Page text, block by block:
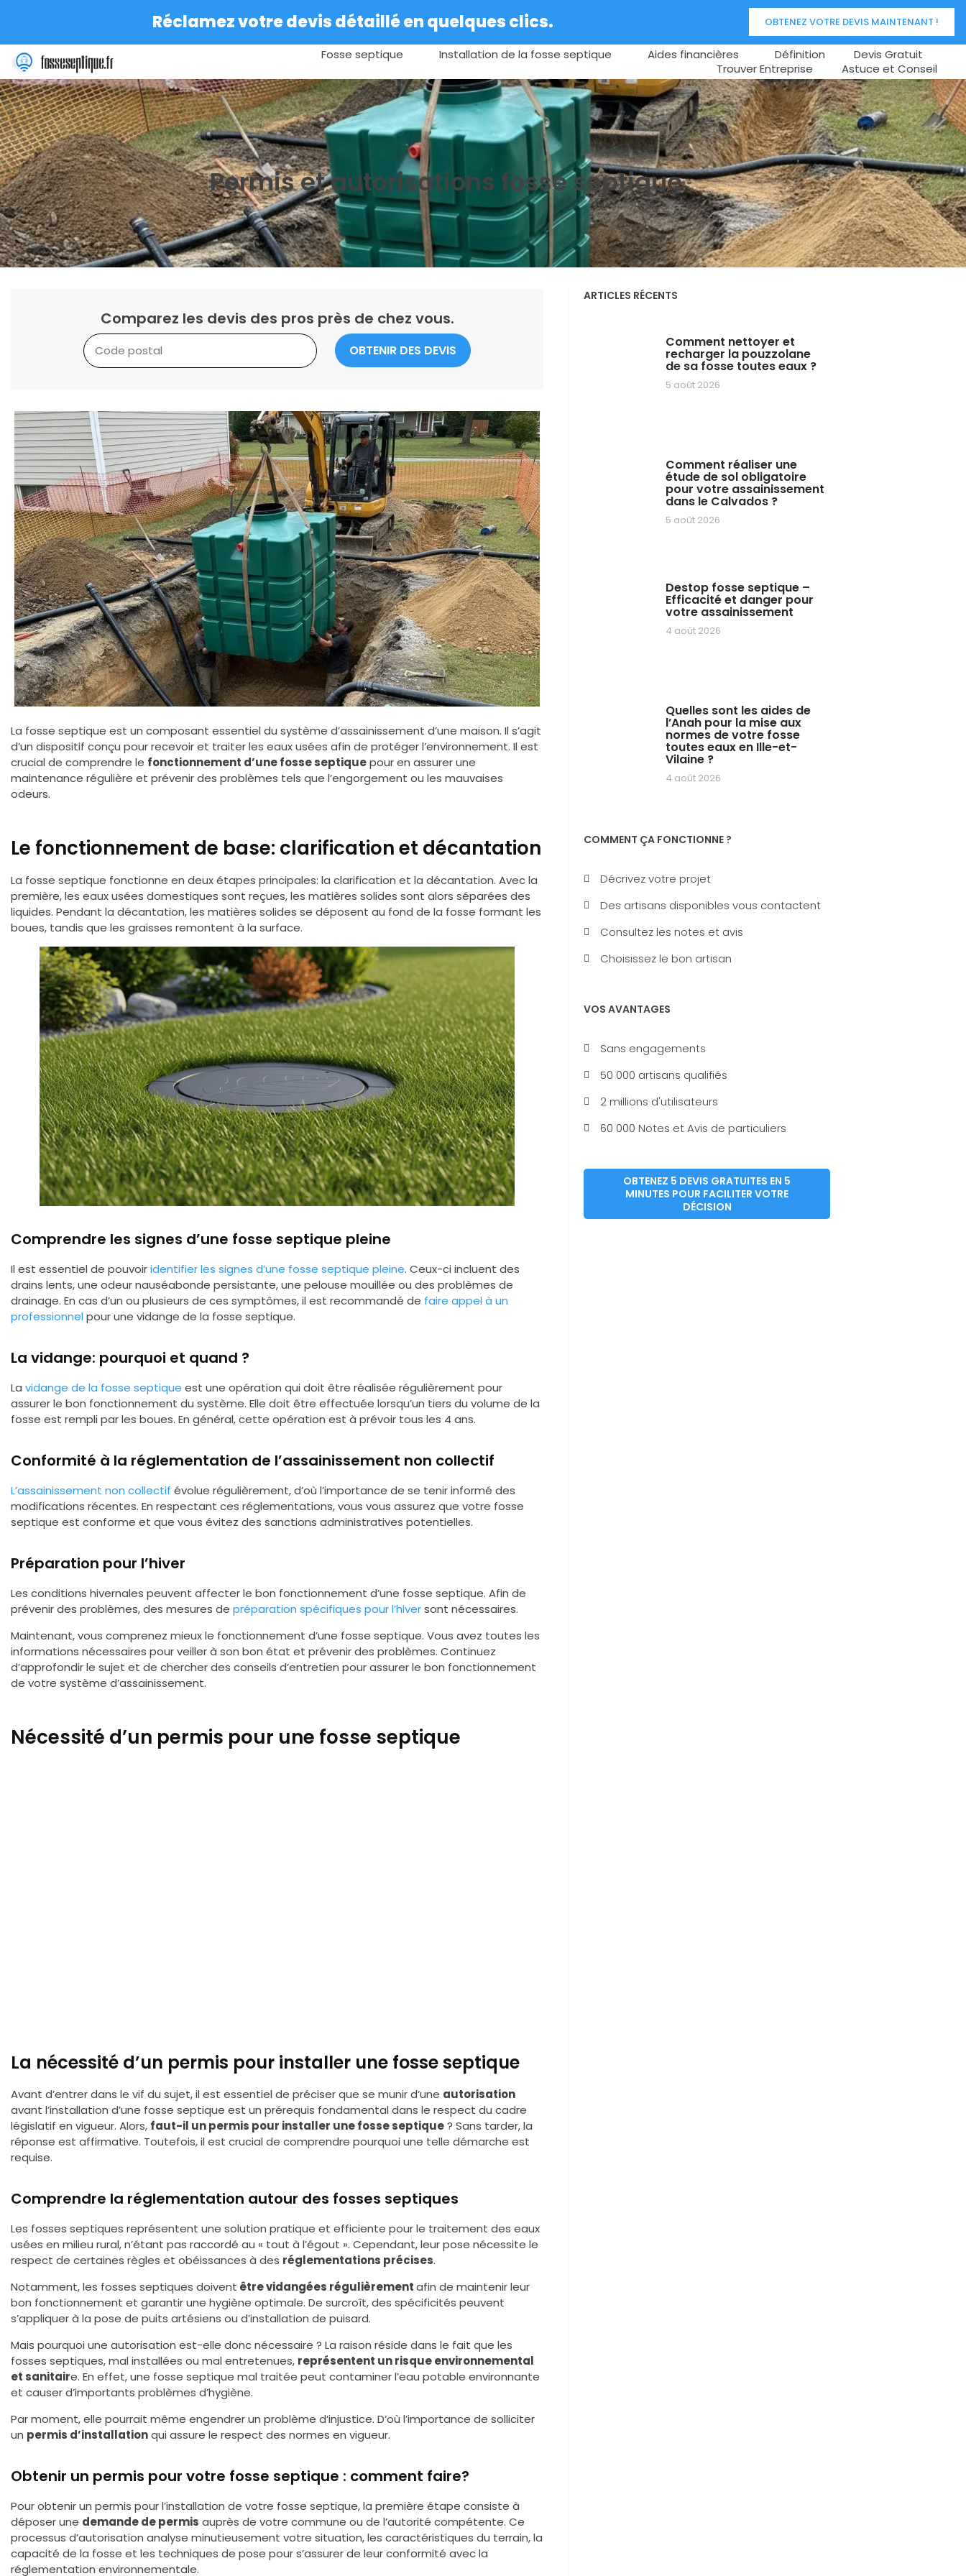
Réclamez votre devis détaillé en quelques clics. OBTENEZ VOTRE DEVIS MAINTENANT !
Fosse septique Installation de la fosse septique Aides financières Définition
Devis Gratuit
Trouver Entreprise
Astuce et Conseil
Permis et autorisations fosse septique
Comparez les devis des pros près de chez vous.
OBTENIR DES DEVIS
La fosse septique est un composant essentiel du système d’assainissement d’une maison. Il s’agit
d’un dispositif conçu pour recevoir et traiter les eaux usées afin de protéger l’environnement. Il est
crucial de comprendre le fonctionnement d’une fosse septiquepour en assurer une
maintenance régulière et prévenir des problèmes tels que l’engorgement ou les mauvaises
odeurs.
Le fonctionnement de base: clarification et décantation
La fosse septique fonctionne en deux étapes principales: la clarification et la décantation. Avec la
première, les eaux usées domestiques sont reçues, les matières solides sont alors séparées des
liquides. Pendant la décantation, les matières solides se déposent au fond de la fosse formant les
boues, tandis que les graisses remontent à la surface.
Comprendre les signes d’une fosse septique pleine
Il est essentiel de pouvoiridentifier les signes d’une fosse septique pleine. Ceux-ci incluent des
drains lents, une odeur nauséabonde persistante, une pelouse mouillée ou des problèmes de
drainage. En cas d’un ou plusieurs de ces symptômes, il est recommandé de faire appel à un
professionnel pour une vidange de la fosse septique.
La vidange: pourquoi et quand ?
La vidange de la fosse septique est une opération qui doit être réalisée régulièrement pour
assurer le bon fonctionnement du système. Elle doit être effectuée lorsqu’un tiers du volume de la
fosse est rempli par les boues. En général, cette opération est à prévoir tous les 4 ans.
Conformité à la réglementation de l’assainissement non collectif
L’assainissement non collectif évolue régulièrement, d’où l’importance de se tenir informé des
modifications récentes. En respectant ces réglementations, vous vous assurez que votre fosse
septique est conforme et que vous évitez des sanctions administratives potentielles.
Préparation pour l’hiver
Les conditions hivernales peuvent affecter le bon fonctionnement d’une fosse septique. Afin de
prévenir des problèmes, des mesures de préparation spécifiques pour l’hiversont nécessaires.
Maintenant, vous comprenez mieux le fonctionnement d’une fosse septique. Vous avez toutes les
informations nécessaires pour veiller à son bon état et prévenir des problèmes. Continuez
d’approfondir le sujet et de chercher des conseils d’entretien pour assurer le bon fonctionnement
de votre système d’assainissement.
Nécessité d’un permis pour une fosse septique
La nécessité d’un permis pour installer une fosse septique
Avant d’entrer dans le vif du sujet, il est essentiel de préciser que se munir d’une autorisation
avant l’installation d’une fosse septique est un prérequis fondamental dans le respect du cadre
législatif en vigueur. Alors, faut-il un permis pour installer une fosse septique? Sans tarder, la
réponse est affirmative. Toutefois, il est crucial de comprendre pourquoi une telle démarche est
requise.
Comprendre la réglementation autour des fosses septiques
Les fosses septiques représentent une solution pratique et efficiente pour le traitement des eaux
usées en milieu rural, n’étant pas raccordé au « tout à l’égout ». Cependant, leur pose nécessite le
respect de certaines règles et obéissances à des réglementations précises.
Notamment, les fosses septiques doivent être vidangées régulièrementafin de maintenir leur
bon fonctionnement et garantir une hygiène optimale. De surcroît, des spécificités peuvent
s’appliquer à la pose de puits artésiens ou d’installation de puisard.
Mais pourquoi une autorisation est-elle donc nécessaire ? La raison réside dans le fait que les
fosses septiques, mal installées ou mal entretenues, représentent un risque environnemental
et sanitaire. En effet, une fosse septique mal traitée peut contaminer l’eau potable environnante
et causer d’importants problèmes d’hygiène.
Par moment, elle pourrait même engendrer un problème d’injustice. D’où l’importance de solliciter
un permis d’installationqui assure le respect des normes en vigueur.
Obtenir un permis pour votre fosse septique : comment faire?
Pour obtenir un permis pour l’installation de votre fosse septique, la première étape consiste à
déposer une demande de permis auprès de votre commune ou de l’autorité compétente. Ce
processus d’autorisation analyse minutieusement votre situation, les caractéristiques du terrain, la
capacité de la fosse et les techniques de pose pour s’assurer de leur conformité avec la
réglementation environnementale.
ARTICLES RÉCENTS
Comment nettoyer et
recharger la pouzzolane
de sa fosse toutes eaux ?
5 août 2026
Comment réaliser une
étude de sol obligatoire
pour votre assainissement
dans le Calvados ?
5 août 2026
Destop fosse septique –
Efficacité et danger pour
votre assainissement
4 août 2026
Quelles sont les aides de
l’Anah pour la mise aux
normes de votre fosse
toutes eaux en Ille-et-
Vilaine ?
4 août 2026
COMMENT ÇA FONCTIONNE ?
Décrivez votre projet
Des artisans disponibles vous contactent
Consultez les notes et avis
Choisissez le bon artisan
VOS AVANTAGES
Sans engagements
50 000 artisans qualifiés
2 millions d'utilisateurs
60 000 Notes et Avis de particuliers
OBTENEZ 5 DEVIS GRATUITES EN 5
MINUTES POUR FACILITER VOTRE
DÉCISION